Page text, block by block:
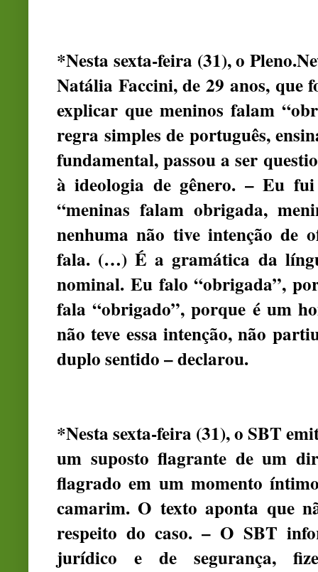
*Nesta sexta-feira (31), o
Natália Faccini, de 29 anos, que
explicar que meninos falam
regra simples de português,
fundamental, passou a ser
à ideologia de gênero. – Eu
“meninas falam obrigada,
nenhuma não tive intenção de
fala. (…) É a gramática da
nominal. Eu falo “obrigada”,
fala “obrigado”, porque é um
não teve essa intenção, não
duplo sentido – declarou.
*Nesta sexta-feira (31), o SBT
um suposto flagrante de um
flagrado em um momento
camarim. O texto aponta que
respeito do caso. – O SBT
jurídico e de segurança,